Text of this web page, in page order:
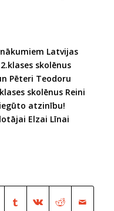
Latvijas
skolēnus
Pēteri Teodoru
skolēnus Reini
atzinību!
Elzai Līnai